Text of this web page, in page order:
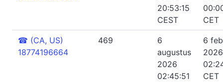
20:53:15
CEST
CET
☎ (CA, US)
18774196664
469
6
augustus
2026
02:45:51
6
2026
CET